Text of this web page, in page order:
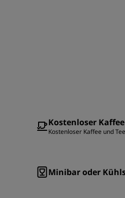
Kostenloser
Kostenloser Kaffee und
Minibar oder